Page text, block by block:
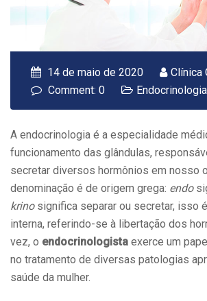
14 de maio de 2020
Clínica
Comment: 0
Endocrinologia
A endocrinologia é a especialidade
funcionamento das glândulas,
secretar diversos hormônios em nosso
denominação é de origem grega: endo
krino significa separar ou secretar, isso
interna, referindo-se à libertação dos
vez, o endocrinologista exerce um
no tratamento de diversas patologias
saúde da mulher.